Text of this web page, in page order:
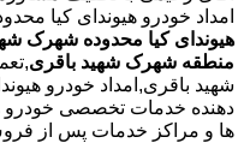
امداد خودرو هیوندای کیا
هیوندای کیا محدوده شهرک
منطقه شهرک شهید باقری
شهید باقری,امداد خودرو
دهنده خدمات تخصصی خودرو
ها و مراکز خدمات پس از